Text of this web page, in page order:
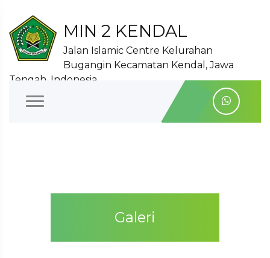
MIN 2 KENDAL
Jalan Islamic Centre Kelurahan
Bugangin Kecamatan Kendal, Jawa
Tengah, Indonesia
Galeri